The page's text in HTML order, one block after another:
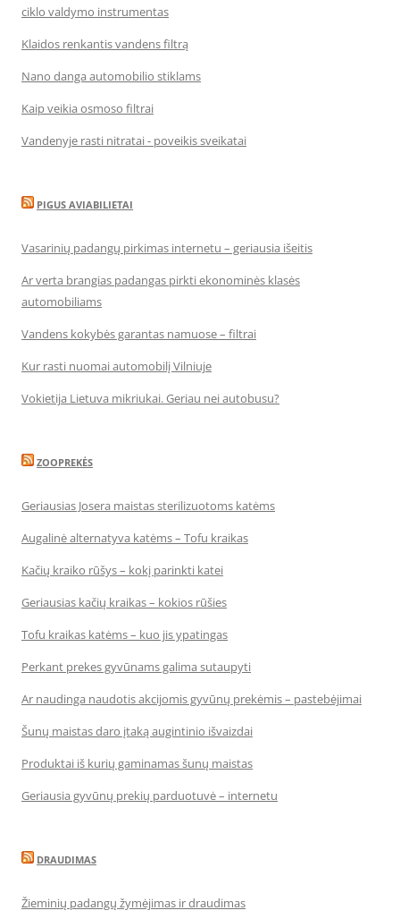
ciklo valdymo instrumentas
Klaidos renkantis vandens filtrą
Nano danga automobilio stiklams
Kaip veikia osmoso filtrai
Vandenyje rasti nitratai - poveikis sveikatai
PIGUS AVIABILIETAI
Vasarinių padangų pirkimas internetu – geriausia išeitis
Ar verta brangias padangas pirkti ekonominės klasės
automobiliams
Vandens kokybės garantas namuose – filtrai
Kur rasti nuomai automobilį Vilniuje
Vokietija Lietuva mikriukai. Geriau nei autobusu?
ZOOPREKĖS
Geriausias Josera maistas sterilizuotoms katėms
Augalinė alternatyva katėms – Tofu kraikas
Kačių kraiko rūšys – kokį parinkti katei
Geriausias kačių kraikas – kokios rūšies
Tofu kraikas katėms – kuo jis ypatingas
Perkant prekes gyvūnams galima sutaupyti
Ar naudinga naudotis akcijomis gyvūnų prekėmis – pastebėjimai
Šunų maistas daro įtaką augintinio išvaizdai
Produktai iš kurių gaminamas šunų maistas
Geriausia gyvūnų prekių parduotuvė – internetu
DRAUDIMAS
Žieminių padangų žymėjimas ir draudimas